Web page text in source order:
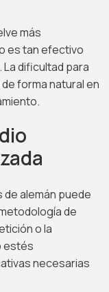
más
es tan efectivo
dificultad para
forma natural en
de alemán puede
de
o la
estés
necesarias